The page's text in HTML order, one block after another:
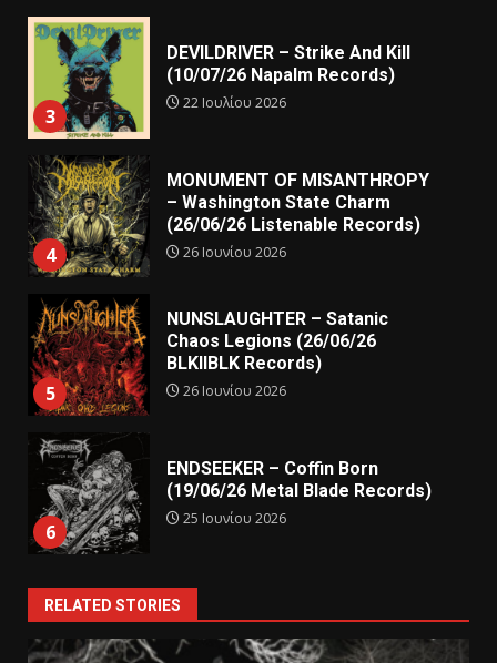
3
DEVILDRIVER – Strike And Kill
(10/07/26 Napalm Records)
22 Ιουλίου 2026
4
MONUMENT OF MISANTHROPY
– Washington State Charm
(26/06/26 Listenable Records)
26 Ιουνίου 2026
5
NUNSLAUGHTER – Satanic
Chaos Legions (26/06/26
BLKIIBLK Records)
26 Ιουνίου 2026
6
ENDSEEKER – Coffin Born
(19/06/26 Metal Blade Records)
25 Ιουνίου 2026
RELATED STORIES